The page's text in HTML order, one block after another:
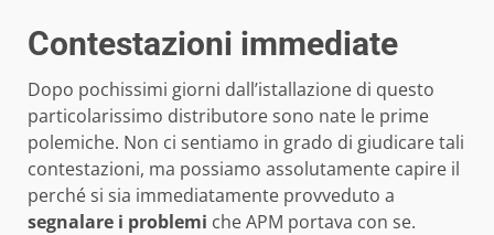
Contestazioni immediate
Dopo pochissimi giorni dall’istallazione di questo
particolarissimo distributore sono nate le prime
polemiche. Non ci sentiamo in grado di giudicare tali
contestazioni, ma possiamo assolutamente capire il
perché si sia immediatamente provveduto a
segnalare i problemi che APM portava con se.